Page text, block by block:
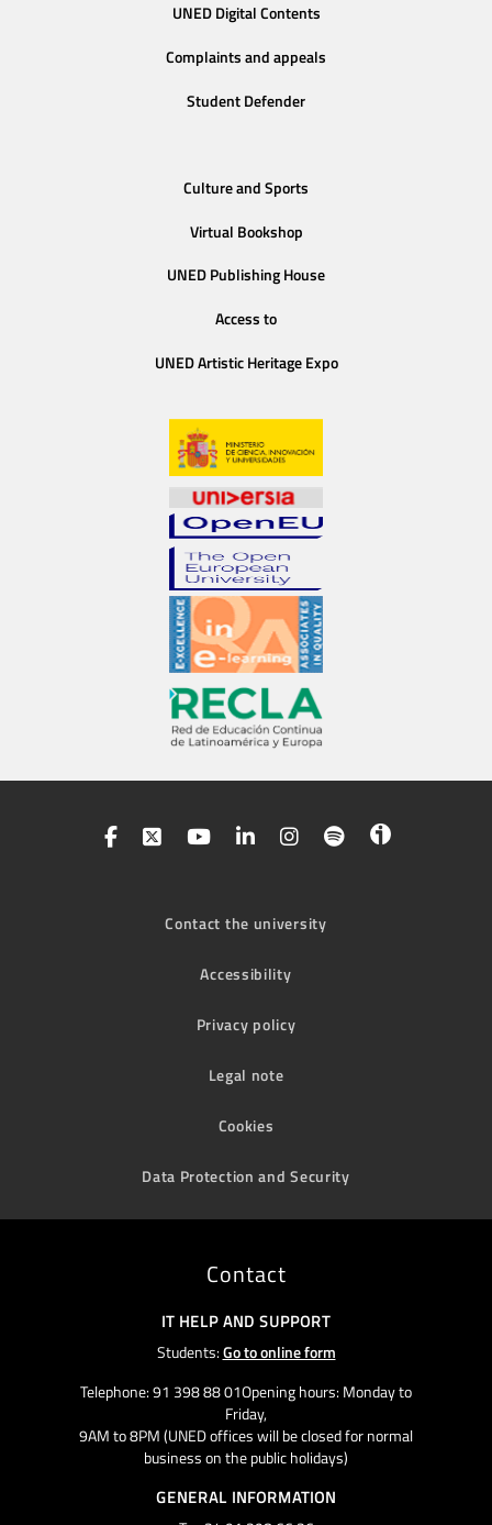
UNED Digital Contents
Complaints and appeals
Student Defender
Culture and Sports
Virtual Bookshop
UNED Publishing House
Access to
UNED Artistic Heritage Expo
Contact the university
Accessibility
Privacy policy
Legal note
Cookies
Data Protection and Security
Contact
IT HELP AND SUPPORT
Students:Go to online form
Telephone: 91 398 88 01Opening hours: Monday to
Friday,
9AM to 8PM (UNED offices will be closed for normal
business on the public holidays)
GENERAL INFORMATION